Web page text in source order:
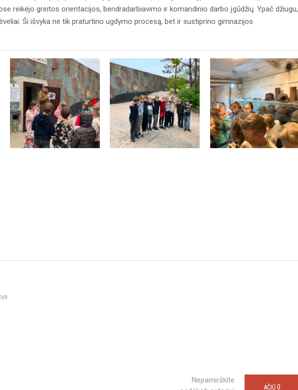
reikėjo greitos orientacijos, bendradarbiavimo ir komandinio darbo įgūdžių. Ypač džiugu,
Ši išvyka ne tik praturtino ugdymo procesą, bet ir sustiprino gimnazijos
Nepamirškite
AČIŪ 0